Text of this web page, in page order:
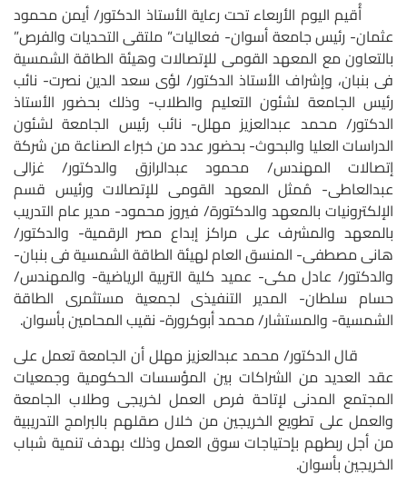
أُقيم اليوم الأربعاء تحت رعاية الأستاذ الدكتور/ أيمن محمود
عثمان- رئيس جامعة أسوان- فعاليات” ملتقى التحديات والفرص”
بالتعاون مع المعهد القومى للإتصالات وهيئة الطاقة الشمسية
فى بنبان، وإشراف الأستاذ الدكتور/ لؤى سعد الدين نصرت- نائب
رئيس الجامعة لشئون التعليم والطلاب- وذلك بحضور الأستاذ
الدكتور/ محمد عبدالعزيز مهلل- نائب رئيس الجامعة لشئون
الدراسات العليا والبحوث- بحضور عدد من خبراء الصناعة من شركة
إتصالات المهندس/ محمود عبدالرازق والدكتور/ غزالى
عبدالعاطى- مُمثل المعهد القومى للإتصالات ورئيس قسم
الإلكترونيات بالمعهد والدكتورة/ فيروز محمود- مدير عام التدريب
بالمعهد والمشرف على مراكز إبداع مصر الرقمية- والدكتور/
هانى مصطفى- المنسق العام لهيئة الطاقة الشمسية فى بنبان-
والدكتور/ عادل مكى- عميد كلية التربية الرياضية- والمهندس/
حسام سلطان- المدير التنفيذى لجمعية مستثمرى الطاقة
الشمسية- والمستشار/ محمد أبوكرورة- نقيب المحامين بأسوان.
قال الدكتور/ محمد عبدالعزيز مهلل أن الجامعة تعمل على
عقد العديد من الشراكات بين المؤسسات الحكومية وجمعيات
المجتمع المدنى لإتاحة فرص العمل لخريجى وطلاب الجامعة
والعمل على تطويع الخريجين من خلال صقلهم بالبرامج التدريبية
من أجل ربطهم بإحتياجات سوق العمل وذلك بهدف تنمية شباب
الخريجين بأسوان.